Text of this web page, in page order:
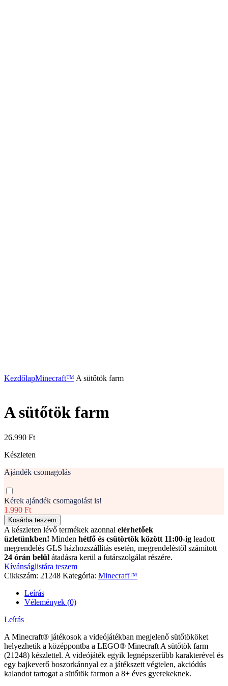
KezdőlapMinecraft™ A sütőtök farm
A sütőtök farm
26.990 Ft
Készleten
Ajándék csomagolás
Kérek ajándék csomagolást is!
1.990 Ft
Kosárba teszem
A készleten lévő termékek azonnal elérhetőek
üzletünkben! Minden hétfő és csütörtök között 11:00-ig leadott
megrendelés GLS házhozszállítás esetén, megrendeléstől számított
24 órán belül átadásra kerül a futárszolgálat részére.
Kívánságlistára teszem
Cikkszám: 21248 Kategória: Minecraft™
Leírás
Vélemények (0)
Leírás
A Minecraft® játékosok a videójátékban megjelenő sütőtököket
helyezhetik a középpontba a LEGO® Minecraft A sütőtök farm
(21248) készlettel. A videójáték egyik legnépszerűbb karakterével és
egy bajkeverő boszorkánnyal ez a játékszett végtelen, akciódús
kalandot tartogat a sütőtök farmon a 8+ éves gyerekeknek.